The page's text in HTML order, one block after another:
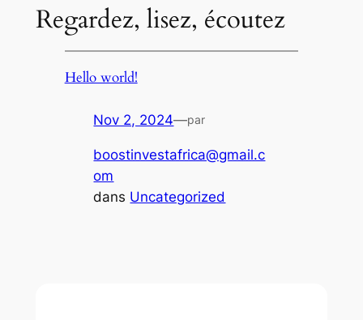
Regardez, lisez, écoutez
Hello world!
Nov 2, 2024—par
boostinvestafrica@gmail.c
om
dans Uncategorized